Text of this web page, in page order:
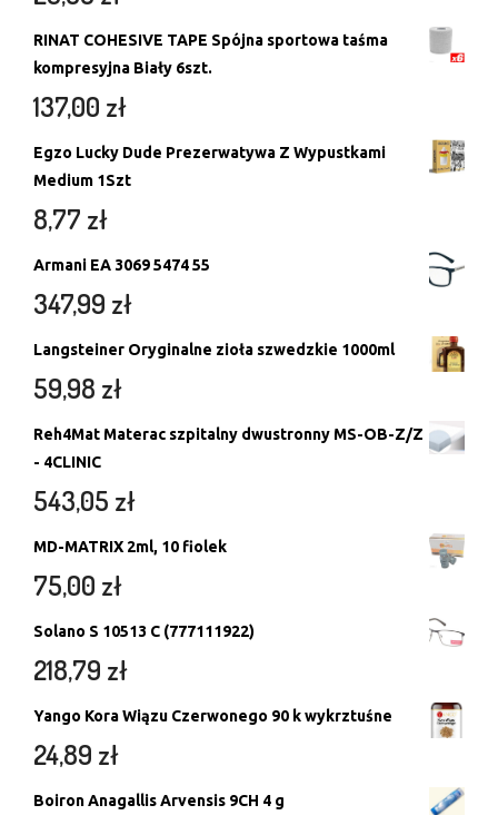
RINAT COHESIVE TAPE Spójna sportowa taśma
kompresyjna Biały 6szt.
137,00 zł
Egzo Lucky Dude Prezerwatywa Z Wypustkami
Medium 1Szt
8,77 zł
Armani EA 3069 5474 55
347,99 zł
Langsteiner Oryginalne zioła szwedzkie 1000ml
59,98 zł
Reh4Mat Materac szpitalny dwustronny MS-OB-Z/Z
- 4CLINIC
543,05 zł
MD-MATRIX 2ml, 10 fiolek
75,00 zł
Solano S 10513 C (777111922)
218,79 zł
Yango Kora Wiązu Czerwonego 90 k wykrztuśne
24,89 zł
Boiron Anagallis Arvensis 9CH 4 g